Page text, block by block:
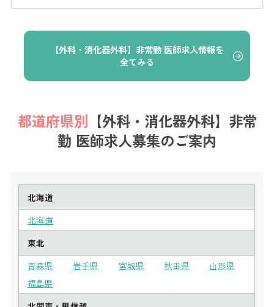
【外科・消化器外科】非常勤 医師求人情報を
全てみる
都道府県別 【外科・消化器外科】非常
勤 医師求人募集のご案内
北海道
北海道
東北
青森県
岩手県 宮城県 秋田県
山形県
福島県